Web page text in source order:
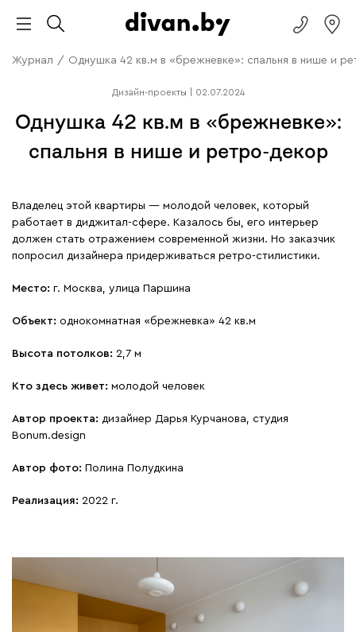
Журнал / Однушка 42 кв.м в «брежневке»: спальня в нише и
Дизайн-проекты 02.07.2024
Однушка 42 кв.м в «брежневке»:
спальня в нише и ретро-декор
Владелец этой квартиры — молодой человек, который
работает в диджитал-сфере. Казалось бы, его интерьер
должен стать отражением современной жизни. Но заказчик
попросил дизайнера придерживаться ретро-стилистики.
Место: г. Москва, улица Паршина
Объект: однокомнатная «брежневка» 42 кв.м
Высота потолков: 2,7 м
Кто здесь живет: молодой человек
Автор проекта: дизайнер Дарья Курчанова, студия
Вonum.design
Автор фото: Полина Полудкина
Реализация: 2022 г.